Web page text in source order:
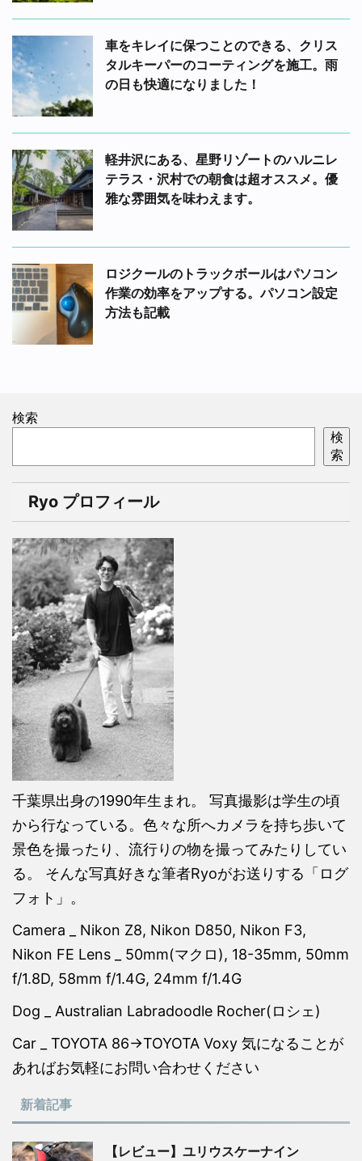
車をキレイに保つことのできる、クリス
タルキーパーのコーティングを施工。雨
の日も快適になりました！
軽井沢にある、星野リゾートのハルニレ
テラス・沢村での朝食は超オススメ。優
雅な雰囲気を味わえます。
ロジクールのトラックボールはパソコン
作業の効率をアップする。パソコン設定
方法も記載
検索
検
索
Ryo プロフィール
千葉県出身の1990年生まれ。 写真撮影は学生の頃
から行なっている。色々な所へカメラを持ち歩いて
景色を撮ったり、流行りの物を撮ってみたりしてい
る。 そんな写真好きな筆者Ryoがお送りする「ログ
フォト」。
Camera _ Nikon Z8, Nikon D850, Nikon F3,
Nikon FE Lens _ 50mm(マクロ), 18-35mm, 50mm
f/1.8D, 58mm f/1.4G, 24mm f/1.4G
Dog _ Australian Labradoodle Rocher(ロシェ)
Car _ TOYOTA 86→TOYOTA Voxy 気になることが
あればお気軽にお問い合わせください
新着記事
【レビュー】ユリウスケーナイン